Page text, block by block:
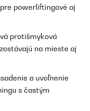
powerliftingové aj
protišmyková
na mieste aj
a uvoľnenie
s častým